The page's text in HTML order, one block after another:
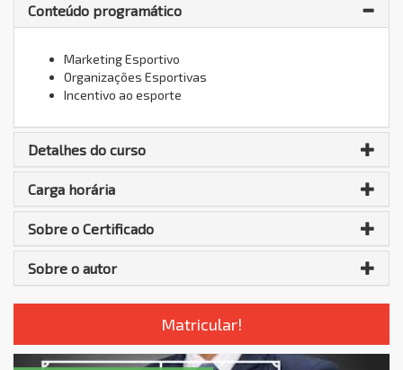
Conteúdo programático
Marketing Esportivo
Organizações Esportivas
Incentivo ao esporte
Detalhes do curso
Carga horária
Sobre o Certificado
Sobre o autor
Matricular!